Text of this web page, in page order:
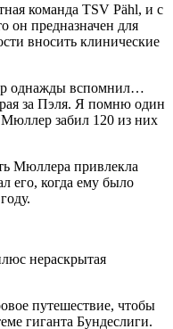
команда TSV Pähl, и с
он предназначен для
вносить клинические
однажды вспомнил…
за Пэля. Я помню один
Мюллер забил 120 из них
Мюллера привлекла
его, когда ему было
нераскрытая
путешествие, чтобы
гиганта Бундеслиги.